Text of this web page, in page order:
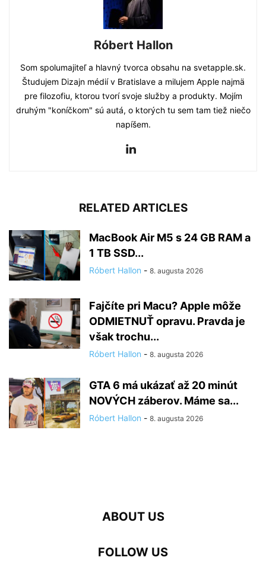
Róbert Hallon
Som spolumajiteľ a hlavný tvorca obsahu na svetapple.sk.
Študujem Dizajn médií v Bratislave a milujem Apple najmä
pre filozofiu, ktorou tvorí svoje služby a produkty. Mojím
druhým "koníčkom" sú autá, o ktorých tu sem tam tiež niečo
napíšem.
RELATED ARTICLES
MacBook Air M5 s 24 GB RAM a
1 TB SSD...
Róbert Hallon - 8. augusta 2026
Fajčíte pri Macu? Apple môže
ODMIETNUŤ opravu. Pravda je
však trochu...
Róbert Hallon - 8. augusta 2026
GTA 6 má ukázať až 20 minút
NOVÝCH záberov. Máme sa...
Róbert Hallon - 8. augusta 2026
ABOUT US
FOLLOW US